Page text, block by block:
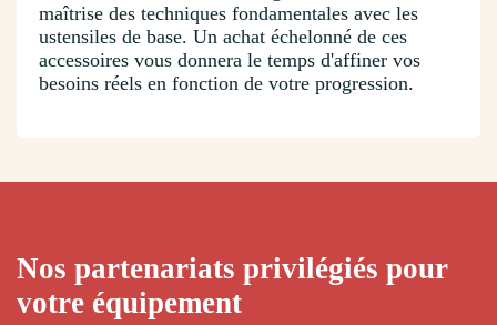
maîtrise des techniques fondamentales avec les
ustensiles de base. Un achat échelonné de ces
accessoires vous donnera le temps d'affiner vos
besoins réels en fonction de votre progression.
Nos partenariats privilégiés pour
votre équipement